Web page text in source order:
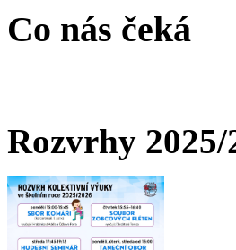
Co nás čeká
Rozvrhy 2025/